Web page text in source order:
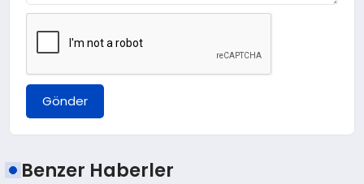
Gönder
Benzer Haberler